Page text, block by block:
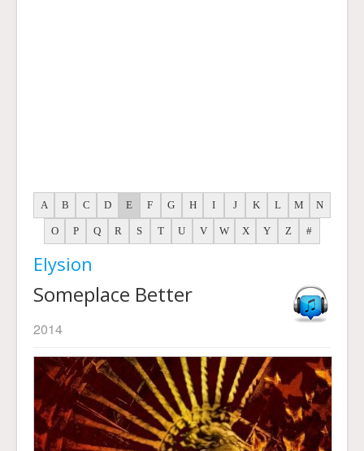
A B C D E F G H I J K L M N
O P Q R S T U V W X Y Z #
Elysion
Someplace Better
2014